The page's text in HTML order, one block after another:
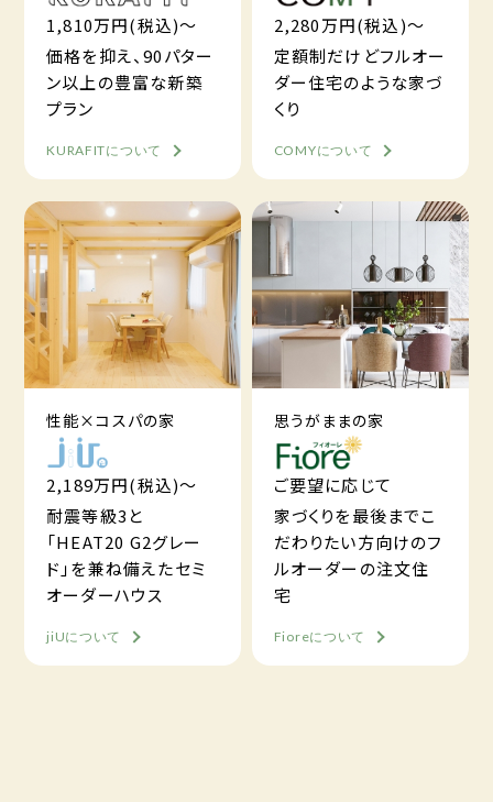
1,810万円(税込)～
価格を抑え、90パター
ン以上の豊富な新築
プラン
KURAFITについて
2,280万円(税込)～
定額制だけどフルオー
ダー住宅のような家づ
くり
COMYについて
性能×コスパの家
2,189万円(税込)～
耐震等級3と
「HEAT20 G2グレー
ド」を兼ね備えたセミ
オーダーハウス
jiUについて
思うがままの家
ご要望に応じて
家づくりを最後までこ
だわりたい方向けのフ
ルオーダーの注文住
宅
Fioreについて